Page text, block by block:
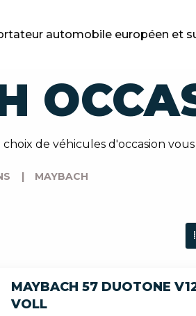
automobile européen et
de véhicules d'occasion
| MAYBACH
MAYBACH 57 DUOTONE
VOLL